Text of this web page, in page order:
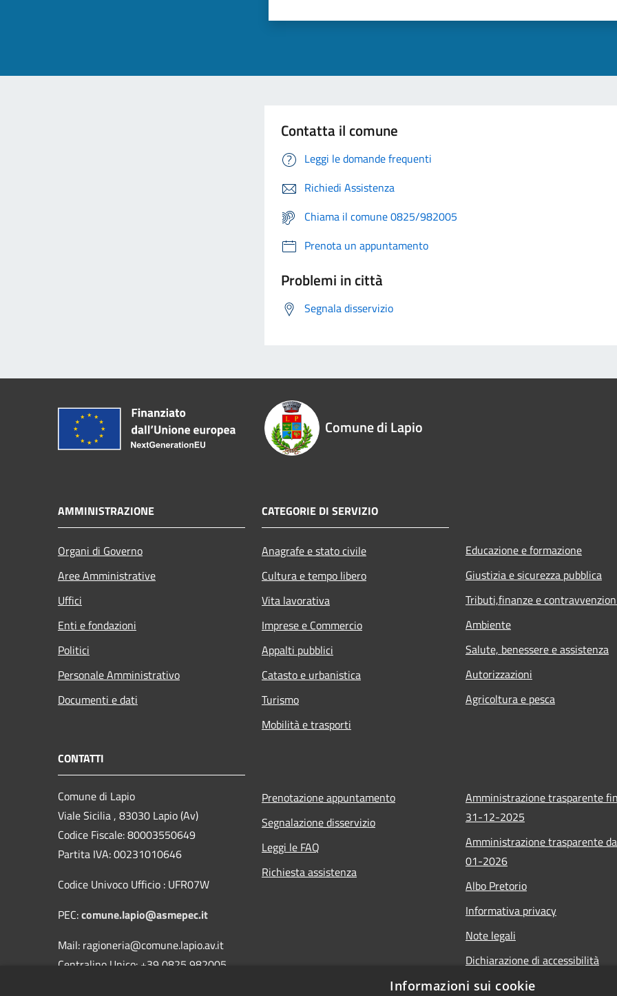
Contatta il comune
Leggi le domande frequenti
Richiedi Assistenza
Chiama il comune 0825/982005
Prenota un appuntamento
Problemi in città
Segnala disservizio
Comune di Lapio
AMMINISTRAZIONE
Organi di Governo
Aree Amministrative
Uffici
Enti e fondazioni
Politici
Personale Amministrativo
Documenti e dati
CATEGORIE DI SERVIZIO
Anagrafe e stato civile
Cultura e tempo libero
Vita lavorativa
Imprese e Commercio
Appalti pubblici
Catasto e urbanistica
Turismo
Mobilità e trasporti
Educazione e formazione
Giustizia e sicurezza pubblica
Tributi,finanze e
Ambiente
Salute, benessere e assistenza
Autorizzazioni
Agricoltura e pesca
CONTATTI
Comune di Lapio
Viale Sicilia , 83030 Lapio (Av)
Codice Fiscale: 80003550649
Partita IVA: 00231010646
Codice Univoco Ufficio : UFR07W
PEC:comune.lapio@asmepec.it
Mail: ragioneria@comune.lapio.av.it
Centralino Unico: +39 0825 982005
Prenotazione appuntamento
Segnalazione disservizio
Leggi le FAQ
Richiesta assistenza
Amministrazione trasparente
31-12-2025
Amministrazione trasparente
01-2026
Albo Pretorio
Informativa privacy
Note legali
Dichiarazione di accessibilità
Informazioni sui cookie